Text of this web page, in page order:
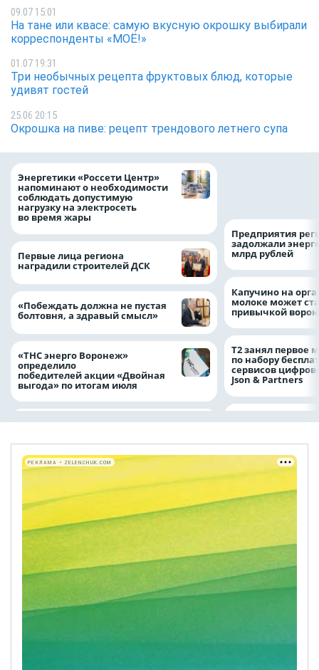
09.07 15:01
На тане или квасе: самую вкусную окрошку выбирали
корреспонденты «МОЁ!»
01.07 19:31
Три необычных рецепта фруктовых блюд, которые
удивят гостей
25.06 20:15
Окрошка на пиве: рецепт трендового летнего супа
Энергетики «Россети Центр»
напоминают о необходимости
соблюдать допустимую
нагрузку на электросеть
во время жары
Первые лица региона
наградили строителей ДСК
«Побеждать должна не пустая
болтовня, а здравый смысл»
«ТНС энерго Воронеж»
определило
победителей акции «Двойная
выгода» по итогам июля
Предприятия
задолжали
млрд рублей
Капучино на
молоке может
привычкой
Т2 занял первое
по набору
сервисов
Json & Partners
РЕКЛАМА • ZELENCHUK.COM